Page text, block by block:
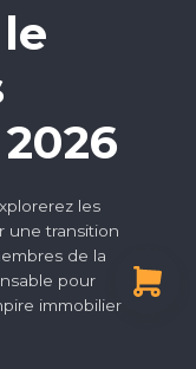
les
une transition
de la
pour
immobilier